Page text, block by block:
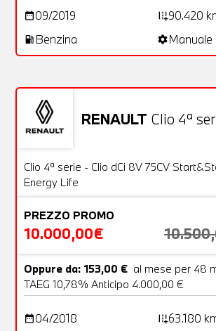
date_range09/2019 add_road90.420
local_gas_station Benzina settingsManuale
RENAULT Clio 4ª
OFFERTA
Usato
Clio 4ª serie - Clio dCi 8V 75CV
Energy Life
PREZZO PROMO
10.000,00€
Oppure da: 153,00 € al mese per 48
TAEG 10,78% Anticipo 4.000,00 €
date_range04/2018 add_road63.180